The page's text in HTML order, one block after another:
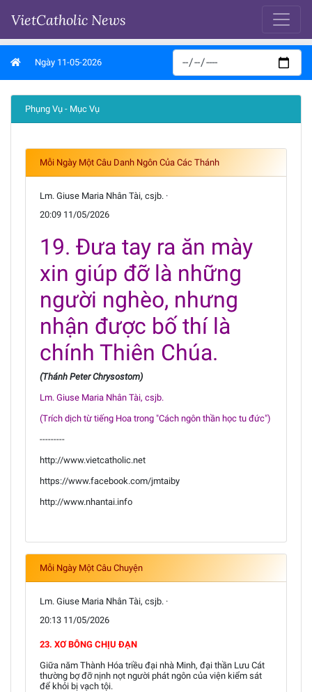
VietCatholic News
Ngày 11-05-2026
Phụng Vụ - Mục Vụ
Mỗi Ngày Một Câu Danh Ngôn Của Các Thánh
Lm. Giuse Maria Nhân Tài, csjb. ·
20:09 11/05/2026
19. Đưa tay ra ăn mày
xin giúp đỡ là những
người nghèo, nhưng
nhận được bố thí là
chính Thiên Chúa.
(Thánh Peter Chrysostom)
Lm. Giuse Maria Nhân Tài, csjb.
(Trích dịch từ tiếng Hoa trong "Cách ngôn thần học tu đức")
---------
http://www.vietcatholic.net
https://www.facebook.com/jmtaiby
http://www.nhantai.info
Mỗi Ngày Một Câu Chuyện
Lm. Giuse Maria Nhân Tài, csjb. ·
20:13 11/05/2026
23. XƠ BÔNG CHỊU ĐẠN
Giữa năm Thành Hóa triều đại nhà Minh, đại thần Lưu Cát
thường bợ đỡ nịnh nọt người phát ngôn của viện kiểm sát
để khỏi bị vạch tội.